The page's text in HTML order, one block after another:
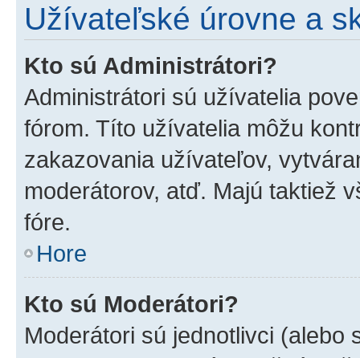
Užívateľské úrovne a
Kto sú Administrátori?
Administrátori sú užívatelia
fórom. Títo užívatelia môžu
zakazovania užívateľov,
moderátorov, atď. Majú taktiež
fóre.
Hore
Kto sú Moderátori?
Moderátori sú jednotlivci (alebo